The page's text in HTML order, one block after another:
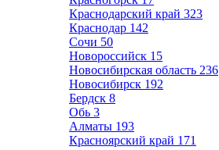
Краснодарский край 323
Краснодар 142
Сочи 50
Новороссийск 15
Новосибирская область 236
Новосибирск 192
Бердск 8
Обь 3
Алматы 193
Красноярский край 171